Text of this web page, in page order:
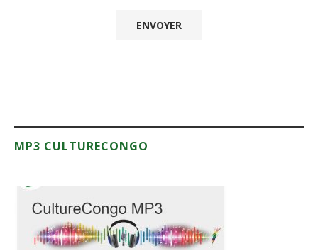
MP3 CULTURECONGO